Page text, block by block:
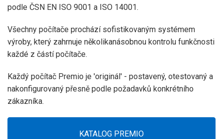
podle ČSN EN ISO 9001 a ISO 14001.
Všechny počítače prochází sofistikovaným systémem
výroby, který zahrnuje několikanásobnou kontrolu funkčnosti
každé z částí počítače.
Každý počítač Premio je 'originál' - postavený, otestovaný a
nakonfigurovaný přesně podle požadavků konkrétního
zákazníka.
KATALOG PREMIO